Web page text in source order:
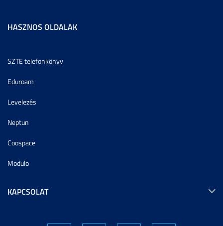
HASZNOS OLDALAK
SZTE telefonkönyv
Eduroam
Levelezés
Neptun
Coospace
Modulo
KAPCSOLAT